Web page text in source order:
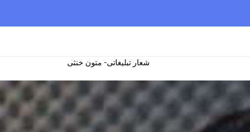
شعار تبلیغاتی- متون خنثی